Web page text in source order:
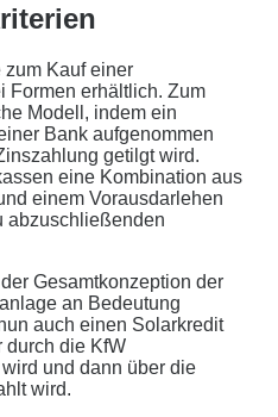
mit derDatenverarbeitung
nicht ohne Ihre ausdrückliche
Ihre Daten nicht zu
oder sonstigen
TYPISCH
uns innerhalb von48
der ersten Minute an
Kauf einer
Formen erhältlich. Zum
Modell, indem ein
Bank aufgenommen
getilgt wird.
eine Kombination aus
einem Vorausdarlehen
abzuschließenden
Gesamtkonzeption der
an Bedeutung
auch einen Solarkredit
durch die KfW
und dann über die
wird.